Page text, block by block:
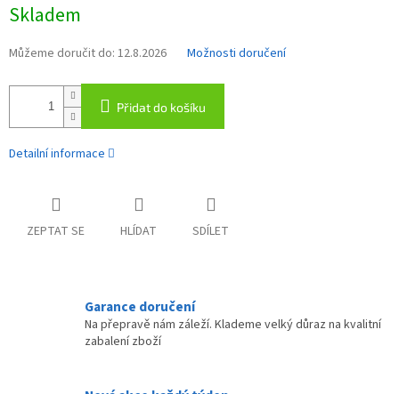
cena:
Skladem
Můžeme doručit do: 12.8.2026 Možnosti doručení
Přidat do košíku
Detailní informace
ZEPTAT SE HLÍDAT SDÍLET
Garance doručení
Na přepravě nám záleží. Klademe velký důraz na kvalitní
zabalení zboží